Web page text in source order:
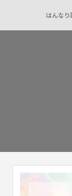
はんな